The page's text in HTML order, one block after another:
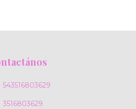
543516803629
3516803629